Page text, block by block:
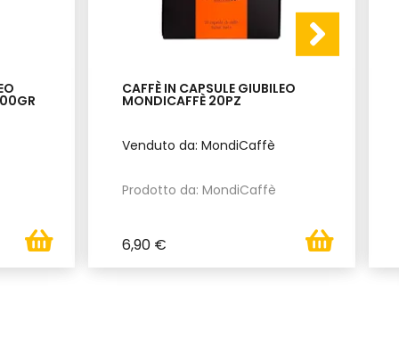
CAFFÈ IN CAPSULE GIUBILEO
MONDICAFFÈ 20PZ
Venduto da: MondiCaffè
Prodotto da: MondiCaffè
6,90 €